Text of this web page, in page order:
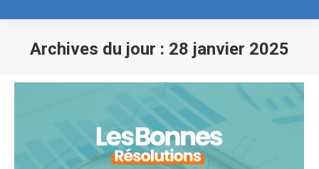
Archives du jour : 28 janvier 2025